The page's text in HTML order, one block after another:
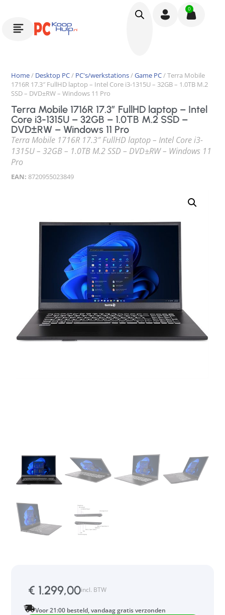
0
Home/ Desktop PC/ PC's/werkstations/Game PC/ Terra Mobile
1716R 17.3″ FullHD laptop – Intel Core i3-1315U – 32GB – 1.0TB M.2
SSD – DVD±RW – Windows 11 Pro
Terra Mobile 1716R 17.3″ FullHD laptop – Intel
Core i3-1315U – 32GB – 1.0TB M.2 SSD –
DVD±RW – Windows 11 Pro
Terra Mobile 1716R 17.3″ FullHD laptop – Intel Core i3-
1315U – 32GB – 1.0TB M.2 SSD – DVD±RW – Windows 11
Pro
EAN: 8720955023849
€ 1.299,00incl. BTW
Voor 21:00 besteld, vandaag gratis verzonden